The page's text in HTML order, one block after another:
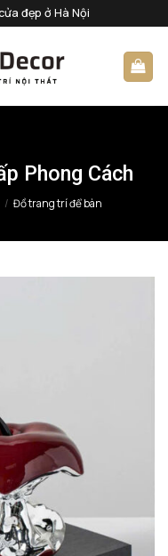
đẹp ở Hà Nội
Phong Cách
/ Đồ trang trí để bàn